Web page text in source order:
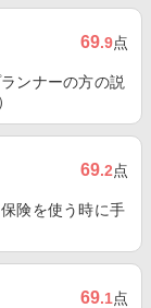
69.9点
ンナーの方の説
69.2点
険を使う時に手
69.1点